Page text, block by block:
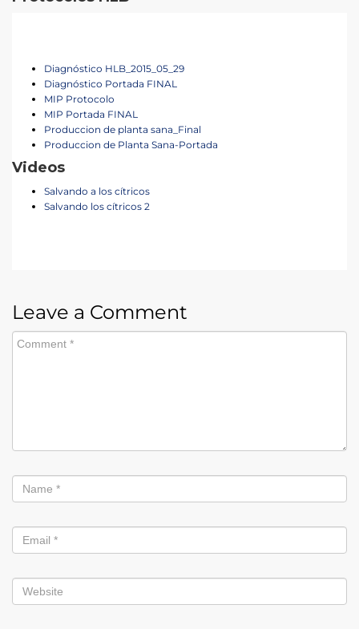
Diagnóstico HLB_2015_05_29
Diagnóstico Portada FINAL
MIP Protocolo
MIP Portada FINAL
Produccion de planta sana_Final
Produccion de Planta Sana-Portada
Videos
Salvando a los cítricos
Salvando los cítricos 2
Leave a Comment